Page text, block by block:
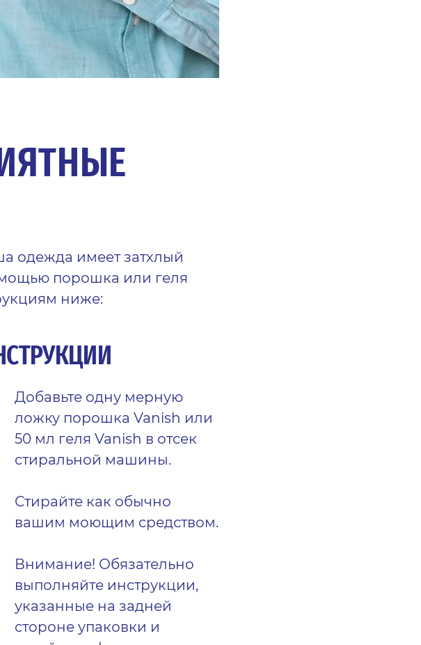
одежда имеет затхлый
порошка или геля
ниже:
Добавьте одну мерную
ложку порошка Vanish или
50 мл геля Vanish в отсек
стиральной машины.
Стирайте как обычно
вашим моющим средством.
Внимание! Обязательно
выполняйте инструкции,
указанные на задней
стороне упаковки и